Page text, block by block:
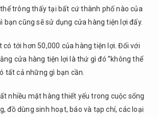
trông thấy tại bất cứ thành phố nào của
bạn cũng sẽ sử dụng cửa hàng tiện lợi đấy.
tới hơn 50,000 của hàng tiện lợi. Đối với
cửa hàng tiện lợi là thứ gì đó ”không thể
tất cả những gì bạn cần.
nhiều mặt hàng thiết yếu trong cuộc sống
đồ dùng sinh hoạt, báo và tạp chí, các loại